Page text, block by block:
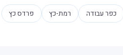
כפר עבודה רמת-כץ פרדס כץ